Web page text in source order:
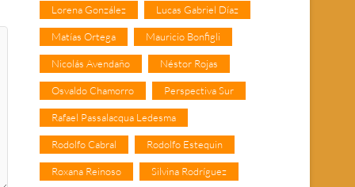
Lorena González Lucas Gabriel Díaz
Matías Ortega Mauricio Bonfigli
Nicolás Avendaño Néstor Rojas
Osvaldo Chamorro Perspectiva Sur
Rafael Passalacqua Ledesma
Rodolfo Cabral Rodolfo Estequin
Roxana Reinoso Silvina Rodríguez